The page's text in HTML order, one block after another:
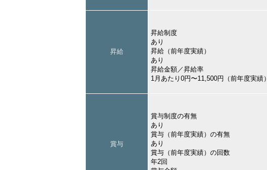
昇給
昇給制度
あり
昇給（前年度実績）
あり
昇給金額／昇給率
1月あたり0円〜11,500円（前年度実績）
賞与
賞与制度の有無
あり
賞与（前年度実績）の有無
あり
賞与（前年度実績）の回数
年2回